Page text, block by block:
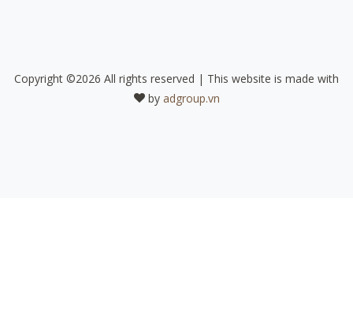
Copyright ©2026 All rights reserved | This website is made with
by adgroup.vn